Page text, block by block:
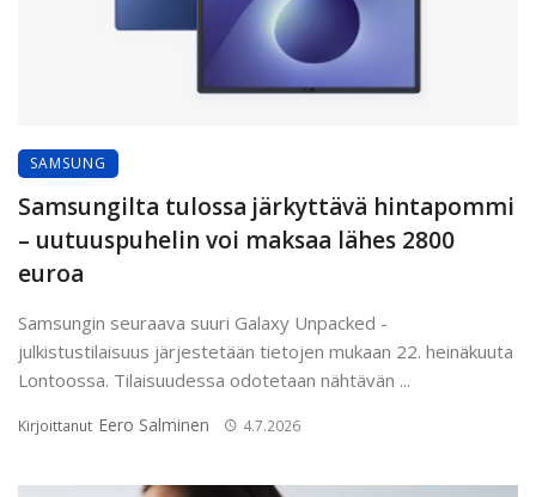
SAMSUNG
Samsungilta tulossa järkyttävä hintapommi
– uutuuspuhelin voi maksaa lähes 2800
euroa
Samsungin seuraava suuri Galaxy Unpacked -
julkistustilaisuus järjestetään tietojen mukaan 22. heinäkuuta
Lontoossa. Tilaisuudessa odotetaan nähtävän ...
Kirjoittanut Eero Salminen 4.7.2026